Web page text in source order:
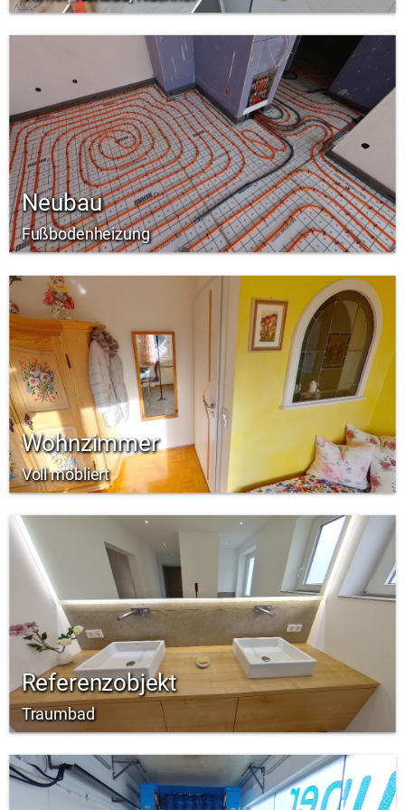
Neubau
Fußbodenheizung
Wohnzimmer
Voll möbliert
Referenzobjekt
Traumbad